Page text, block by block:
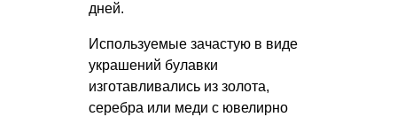
дней.
Используемые зачастую в виде
украшений булавки
изготавливались из золота,
серебра или меди с ювелирно